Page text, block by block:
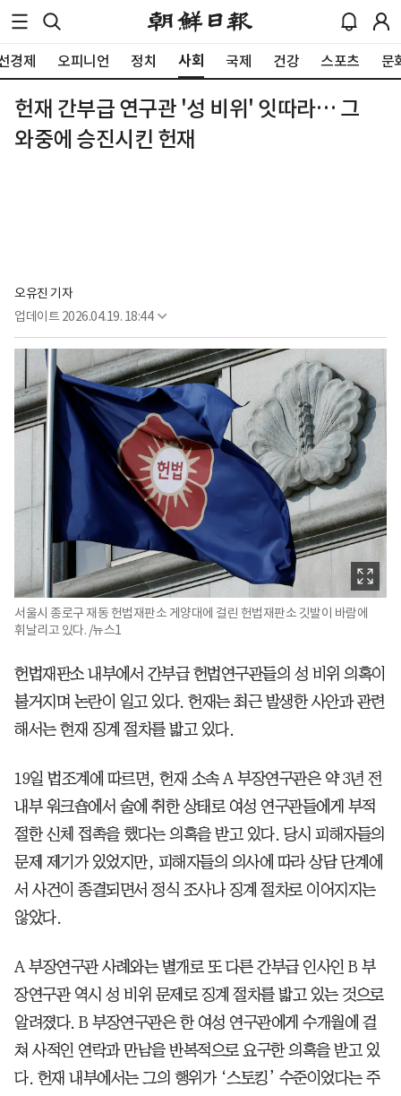
경제 오피니언 정치 사회 국제 건강 스포츠 문
헌재 간부급 연구관 '성 비위' 잇따라… 그
와중에 승진시킨 헌재
오유진 기자
업데이트 2026.04.19. 18:44
서울시 종로구 재동 헌법재판소 게양대에 걸린 헌법재판소 깃발이 바람에
휘날리고 있다. /뉴스1
헌법재판소 내부에서 간부급 헌법연구관들의 성 비위 의혹이
불거지며 논란이 일고 있다. 헌재는 최근 발생한 사안과 관련
해서는 현재 징계 절차를 밟고 있다.
19일 법조계에 따르면, 헌재 소속 A 부장연구관은 약 3년 전
내부 워크숍에서 술에 취한 상태로 여성 연구관들에게 부적
절한 신체 접촉을 했다는 의혹을 받고 있다. 당시 피해자들의
문제 제기가 있었지만, 피해자들의 의사에 따라 상담 단계에
서 사건이 종결되면서 정식 조사나 징계 절차로 이어지지는
않았다.
A 부장연구관 사례와는 별개로 또 다른 간부급 인사인 B 부
장연구관 역시 성 비위 문제로 징계 절차를 밟고 있는 것으로
알려졌다. B 부장연구관은 한 여성 연구관에게 수개월에 걸
쳐 사적인 연락과 만남을 반복적으로 요구한 의혹을 받고 있
다. 헌재 내부에서는 그의 행위가 ‘스토킹’ 수준이었다는 주